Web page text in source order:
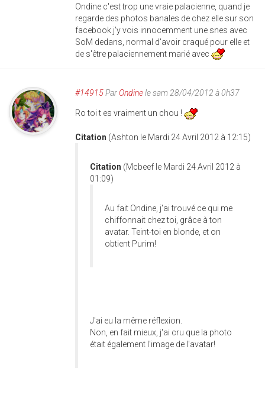
Ondine c'est trop une vraie palacienne, quand je
regarde des photos banales de chez elle sur son
facebook j'y vois innocemment une snes avec
SoM dedans, normal d'avoir craqué pour elle et
de s'être palaciennement marié avec
#14915ParOndinele sam 28/04/2012 à 0h37
Ro toi t es vraiment un chou !
Citation (Ashton le Mardi 24 Avril 2012 à 12:15)
Citation (Mcbeef le Mardi 24 Avril 2012 à
01:09)
Au fait Ondine, j'ai trouvé ce qui me
chiffonnait chez toi, grâce à ton
avatar. Teint-toi en blonde, et on
obtient Purim!
J'ai eu la même réflexion.
Non, en fait mieux, j'ai cru que la photo
était également l'image de l'avatar!